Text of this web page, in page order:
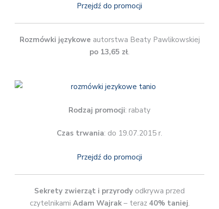
Przejdź do promocji
Rozmówki językowe autorstwa Beaty Pawlikowskiej
po 13,65 zł.
Rodzaj promocji: rabaty
Czas trwania: do 19.07.2015 r.
Przejdź do promocji
Sekrety zwierząt i przyrody odkrywa przed
czytelnikami Adam Wajrak– teraz40% taniej.